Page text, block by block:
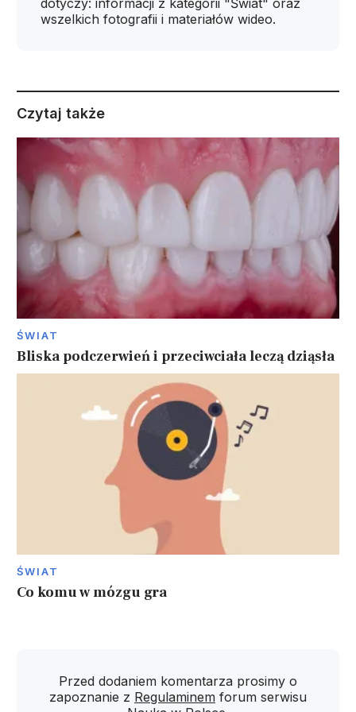
dotyczy: informacji z kategorii "Świat" oraz
wszelkich fotografii i materiałów wideo.
Czytaj także
ŚWIAT
Bliska podczerwień i przeciwciała leczą dziąsła
ŚWIAT
Co komu w mózgu gra
Przed dodaniem komentarza prosimy o
zapoznanie z Regulaminem forum serwisu